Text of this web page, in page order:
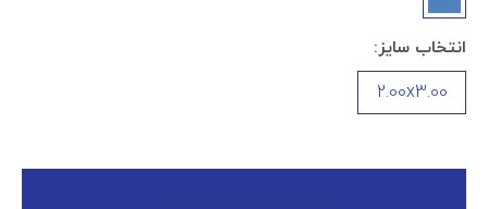
انتخاب سایز:
2.00x3.00